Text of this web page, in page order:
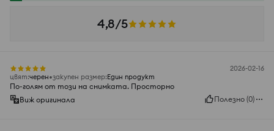
4,8/5
2026-02-16
цвят:черeн закупен размер:Един продукт
По-голям от този на снимката. Просторно
Виж оригинала
Полезно (0)